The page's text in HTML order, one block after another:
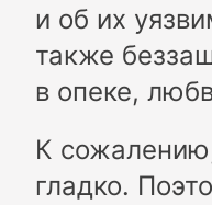
и об их
также
в опеке,
К
гладко.